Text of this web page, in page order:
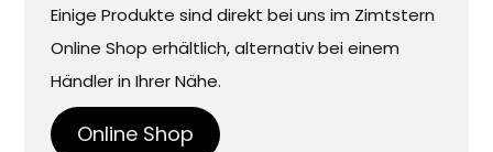
Einige Produkte sind direkt bei uns im Zimtstern
Online Shop erhältlich, alternativ bei einem
Händler in Ihrer Nähe.
Online Shop